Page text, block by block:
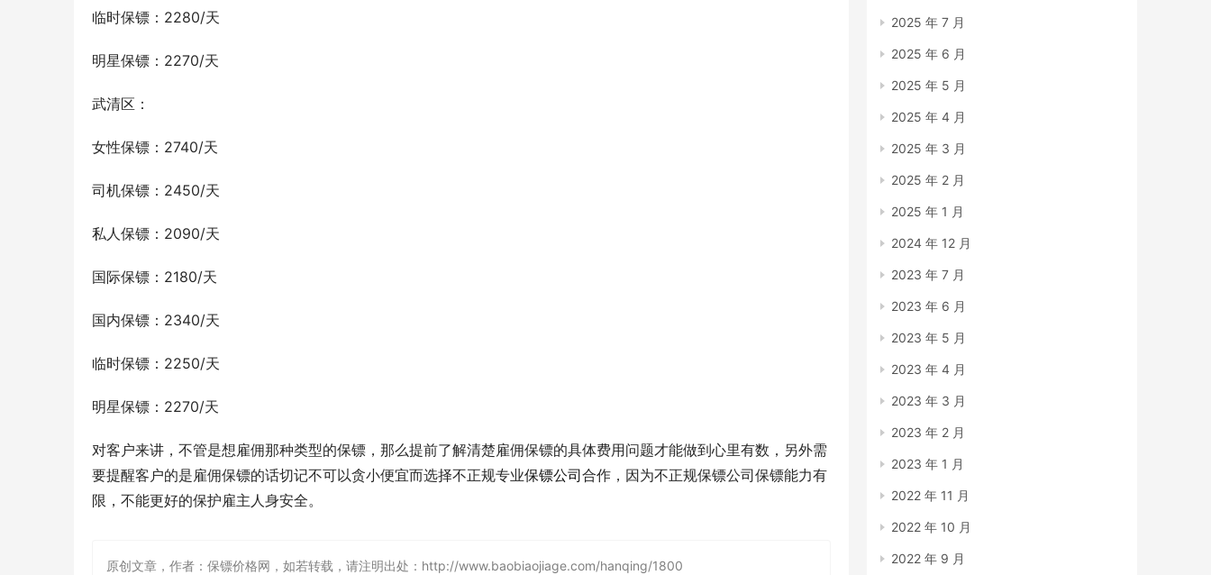
临时保镖：2280/天
明星保镖：2270/天
武清区：
女性保镖：2740/天
司机保镖：2450/天
私人保镖：2090/天
国际保镖：2180/天
国内保镖：2340/天
临时保镖：2250/天
明星保镖：2270/天
对客户来讲，不管是想雇佣那种类型的保镖，那么提前了解清楚雇佣保镖的具体费用问题才能做到心里有数，另外需
要提醒客户的是雇佣保镖的话切记不可以贪小便宜而选择不正规专业保镖公司合作，因为不正规保镖公司保镖能力有
限，不能更好的保护雇主人身安全。
原创文章，作者：保镖价格网，如若转载，请注明出处：http://www.baobiaojiage.com/hanqing/1800
2025 年 7 月
2025 年 6 月
2025 年 5 月
2025 年 4 月
2025 年 3 月
2025 年 2 月
2025 年 1 月
2024 年 12 月
2023 年 7 月
2023 年 6 月
2023 年 5 月
2023 年 4 月
2023 年 3 月
2023 年 2 月
2023 年 1 月
2022 年 11 月
2022 年 10 月
2022 年 9 月